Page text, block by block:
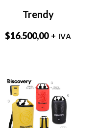
Trendy
$16.500,00 + IVA